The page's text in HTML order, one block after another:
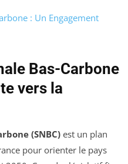
: Un Engagement
Bas-Carbone
vers la
(SNBC)est un plan
pour orienter le pays